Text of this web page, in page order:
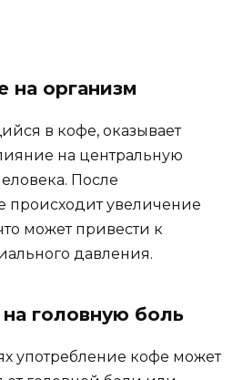
на организм
в кофе, оказывает
на центральную
После
происходит увеличение
может привести к
давления.
головную боль
употребление кофе может